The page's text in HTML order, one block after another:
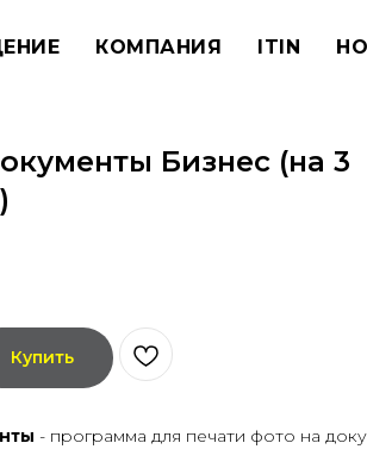
КОМПАНИЯ ITIN
Бизнес (на 3
Купить
- программа для печати фото на